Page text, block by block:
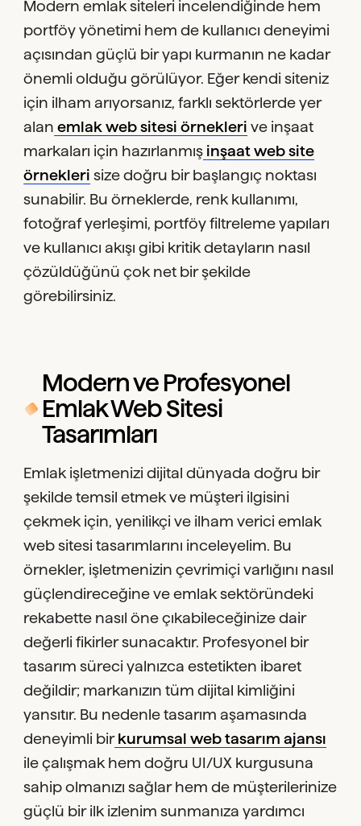
Modern emlak siteleri incelendiğinde hem
portföy yönetimi hem de kullanıcı deneyimi
açısından güçlü bir yapı kurmanın ne kadar
önemli olduğu görülüyor. Eğer kendi siteniz
için ilham arıyorsanız, farklı sektörlerde yer
alan emlak web sitesi örnekleri ve inşaat
markaları için hazırlanmış inşaat web site
örnekleri size doğru bir başlangıç noktası
sunabilir. Bu örneklerde, renk kullanımı,
fotoğraf yerleşimi, portföy filtreleme yapıları
ve kullanıcı akışı gibi kritik detayların nasıl
çözüldüğünü çok net bir şekilde
görebilirsiniz.
Modern ve Profesyonel
Emlak Web Sitesi
Tasarımları
Emlak işletmenizi dijital dünyada doğru bir
şekilde temsil etmek ve müşteri ilgisini
çekmek için, yenilikçi ve ilham verici emlak
web sitesi tasarımlarını inceleyelim. Bu
örnekler, işletmenizin çevrimiçi varlığını nasıl
güçlendireceğine ve emlak sektöründeki
rekabette nasıl öne çıkabileceğinize dair
değerli fikirler sunacaktır. Profesyonel bir
tasarım süreci yalnızca estetikten ibaret
değildir; markanızın tüm dijital kimliğini
yansıtır. Bu nedenle tasarım aşamasında
deneyimli bir kurumsal web tasarım ajansı
ile çalışmak hem doğru UI/UX kurgusuna
sahip olmanızı sağlar hem de müşterilerinize
güçlü bir ilk izlenim sunmanıza yardımcı